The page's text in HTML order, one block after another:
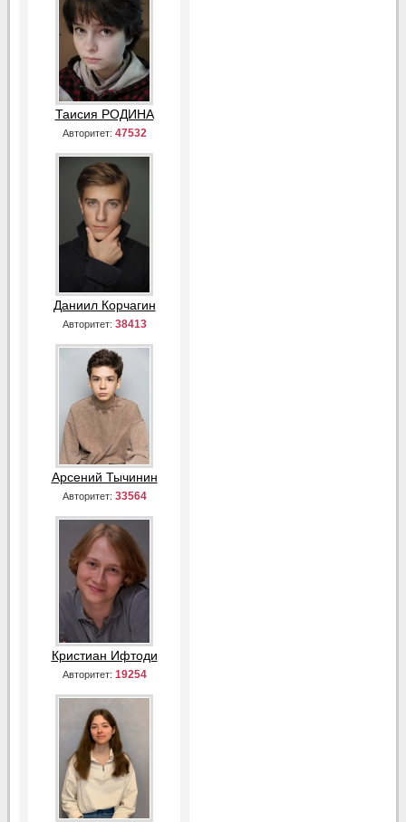
Таисия РОДИНА
Авторитет: 47532
Даниил Корчагин
Авторитет: 38413
Арсений Тычинин
Авторитет: 33564
Кристиан Ифтоди
Авторитет: 19254